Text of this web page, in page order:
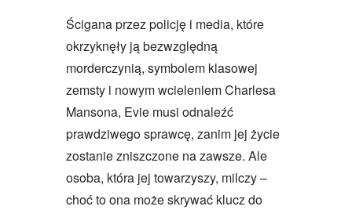
Ścigana przez policję i media, które
okrzyknęły ją bezwzględną
morderczynią, symbolem klasowej
zemsty i nowym wcieleniem Charlesa
Mansona, Evie musi odnaleźć
prawdziwego sprawcę, zanim jej życie
zostanie zniszczone na zawsze. Ale
osoba, która jej towarzyszy, milczy –
choć to ona może skrywać klucz do